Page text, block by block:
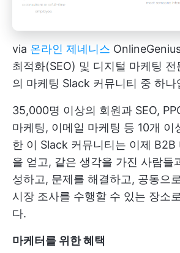
via 온라인 제네니스
최적화(SEO) 및 디지털 마케팅
의 마케팅 Slack 커뮤니티 중 하나
35,000명 이상의 회원과 SEO,
마케팅, 이메일 마케팅 등 10개 이
한 이 Slack 커뮤니티는 이제 B2B
을 얻고, 같은 생각을 가진 사람들
성하고, 문제를 해결하고, 공동으
시장 조사를 수행할 수 있는 장소
다.
마케터를 위한 혜택